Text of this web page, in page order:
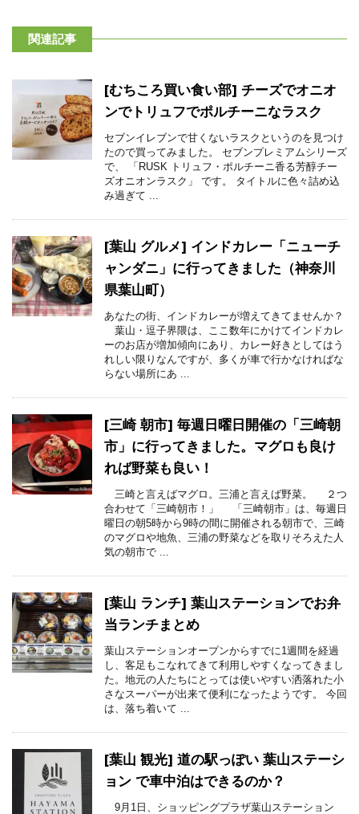
関連記事
[むちころ買い食い部] チーズでオニオ
ンでトリュフでポルチーニなラスク
セブンイレブンで甘くないラスクというのを見つけ
たので買ってみました。 セブンプレミアムシリーズ
で、 「RUSK トリュフ・ポルチーニ香る芳醇チー
ズオニオンラスク」 です。 タイトルに色々詰め込
み過ぎて ...
[葉山 グルメ] インドカレー「ニューチ
ャンダニ」に行ってきました（神奈川
県葉山町）
あなたの街、インドカレーが増えてきてませんか？
葉山・逗子界隈は、ここ数年にかけてインドカレ
ーのお店が増加傾向にあり、カレー好きとしてはう
れしい限りなんですが、多くが車で行かなければな
らない場所にあ ...
[三崎 朝市] 毎週日曜日開催の「三崎朝
市」に行ってきました。マグロも良け
れば野菜も良い！
三崎と言えばマグロ。三浦と言えば野菜。 ２つ
合わせて「三崎朝市！」 「三崎朝市」は、毎週日
曜日の朝5時から9時の間に開催される朝市で、三崎
のマグロや地魚、三浦の野菜などを取りそろえた人
気の朝市で ...
[葉山 ランチ] 葉山ステーションでお弁
当ランチまとめ
葉山ステーションオープンからすでに1週間を経過
し、客足もこなれてきて利用しやすくなってきまし
た。地元の人たちにとっては使いやすい洒落れた小
さなスーパーが出来て便利になったようです。 今回
は、落ち着いて ...
[葉山 観光] 道の駅っぽい 葉山ステーシ
ョン で車中泊はできるのか？
9月1日、ショッピングプラザ葉山ステーション